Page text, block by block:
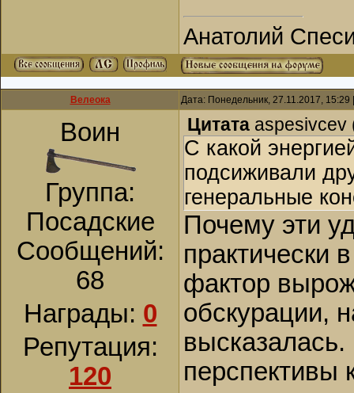
Анатолий
Велеока Дата: Понедельник, 27.11.2017,
Воин
Группа:
Посадские
Сообщений:
68
Награды: 0
Репутация:
120
Цитата aspesivcev
С какой
подсиживали
генеральные
Почему эти
практически
фактор
обскурации,
перспективы